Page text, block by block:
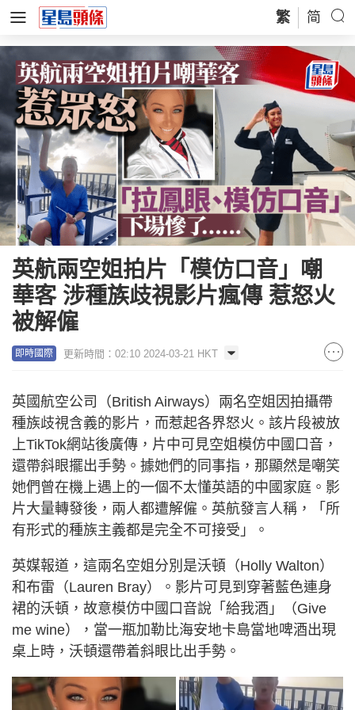
繁 简
英航兩空姐拍片「模仿口音」嘲
華客 涉種族歧視影片瘋傳 惹怒火
被解僱
即時國際 更新時間：02:10 2024-03-21 HKT
英國航空公司（British Airways）兩名空姐因拍攝帶
種族歧視含義的影片，而惹起各界怒火。該片段被放
上TikTok網站後廣傳，片中可見空姐模仿中國口音，
還帶斜眼擺出手勢。據她們的同事指，那顯然是嘲笑
她們曾在機上遇上的一個不太懂英語的中國家庭。影
片大量轉發後，兩人都遭解僱。英航發言人稱，「所
有形式的種族主義都是完全不可接受」。
英媒報道，這兩名空姐分別是沃頓（Holly Walton）
和布雷（Lauren Bray）。影片可見到穿著藍色連身
裙的沃頓，故意模仿中國口音說「給我酒」（Give
me wine），當一瓶加勒比海安地卡島當地啤酒出現
桌上時，沃頓還帶着斜眼比出手勢。